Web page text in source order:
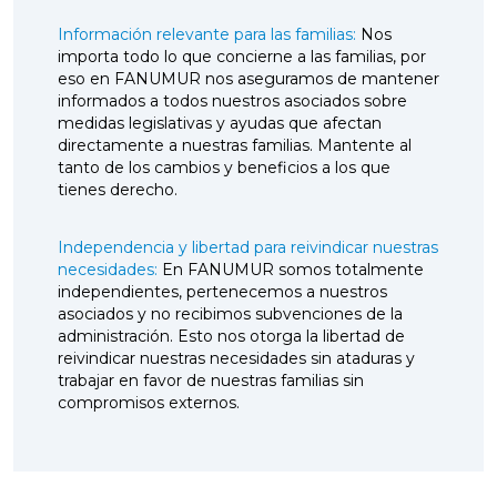
Información relevante para las familias: Nos
importa todo lo que concierne a las familias, por
eso en FANUMUR nos aseguramos de mantener
informados a todos nuestros asociados sobre
medidas legislativas y ayudas que afectan
directamente a nuestras familias. Mantente al
tanto de los cambios y beneficios a los que
tienes derecho.
Independencia y libertad para reivindicar nuestras
necesidades: En FANUMUR somos totalmente
independientes, pertenecemos a nuestros
asociados y no recibimos subvenciones de la
administración. Esto nos otorga la libertad de
reivindicar nuestras necesidades sin ataduras y
trabajar en favor de nuestras familias sin
compromisos externos.